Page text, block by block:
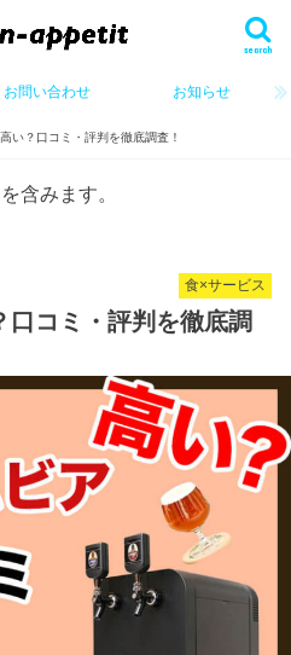
search
お問い合わせ お知らせ
い？口コミ・評判を徹底調査！
含みます。
食×サービス
口コミ・評判を徹底調